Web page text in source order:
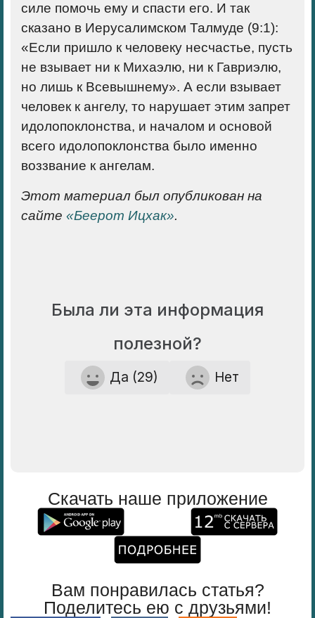
силе помочь ему и спасти его. И так
сказано в Иерусалимском Талмуде (9:1):
«Если пришло к человеку несчастье, пусть
не взывает ни к Михаэлю, ни к Гавриэлю,
но лишь к Всевышнему». А если взывает
человек к ангелу, то нарушает этим запрет
идолопоклонства, и началом и основой
всего идолопоклонства было именно
воззвание к ангелам.
Этот материал был опубликован на
сайте «Беерот Ицхак».
Была ли эта информация
полезной?
Да (29) Нет
Скачать наше приложение
Вам понравилась статья?
Поделитесь ею с друзьями!